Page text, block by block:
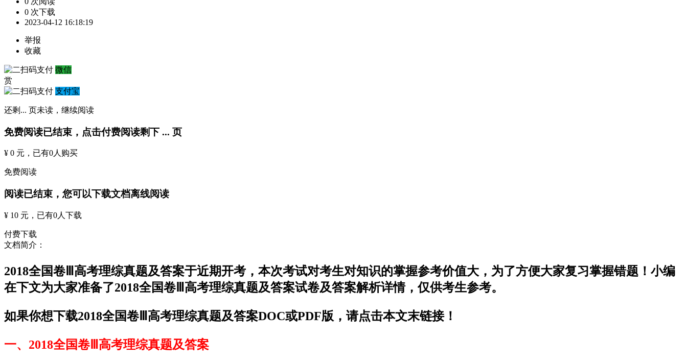
0 次下载
2023-04-12 16:18:19
举报
收藏
微信
赏
支付宝
还剩 ... 页未读， 继续阅读
免费阅读已结束，点击付费阅读剩下 ... 页
¥ 0 元 ，已有0人购买
免费阅读
阅读已结束，您可以下载文档离线阅读
¥ 10 元 ，已有0人下载
付费下载
文档简介：
2018全国卷Ⅲ高考理综真题及答案于近期开考，本次考试对考生对知识的掌握参考价值大，为了方便大家复习掌握错题！小编
在下文为大家准备了2018全国卷Ⅲ高考理综真题及答案试卷及答案解析详情，仅供考生参考。
如果你想下载2018全国卷Ⅲ高考理综真题及答案DOC或PDF版，请点击本文末链接！
一、2018全国卷Ⅲ高考理综真题及答案